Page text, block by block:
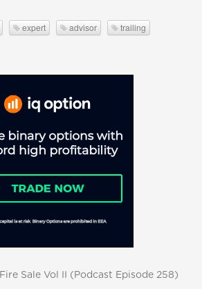
expert advisor
trailing
Fire Sale Vol II (Podcast Episode 258)